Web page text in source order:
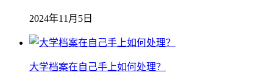
2024年11月5日
大学档案在自己手上如何处理？